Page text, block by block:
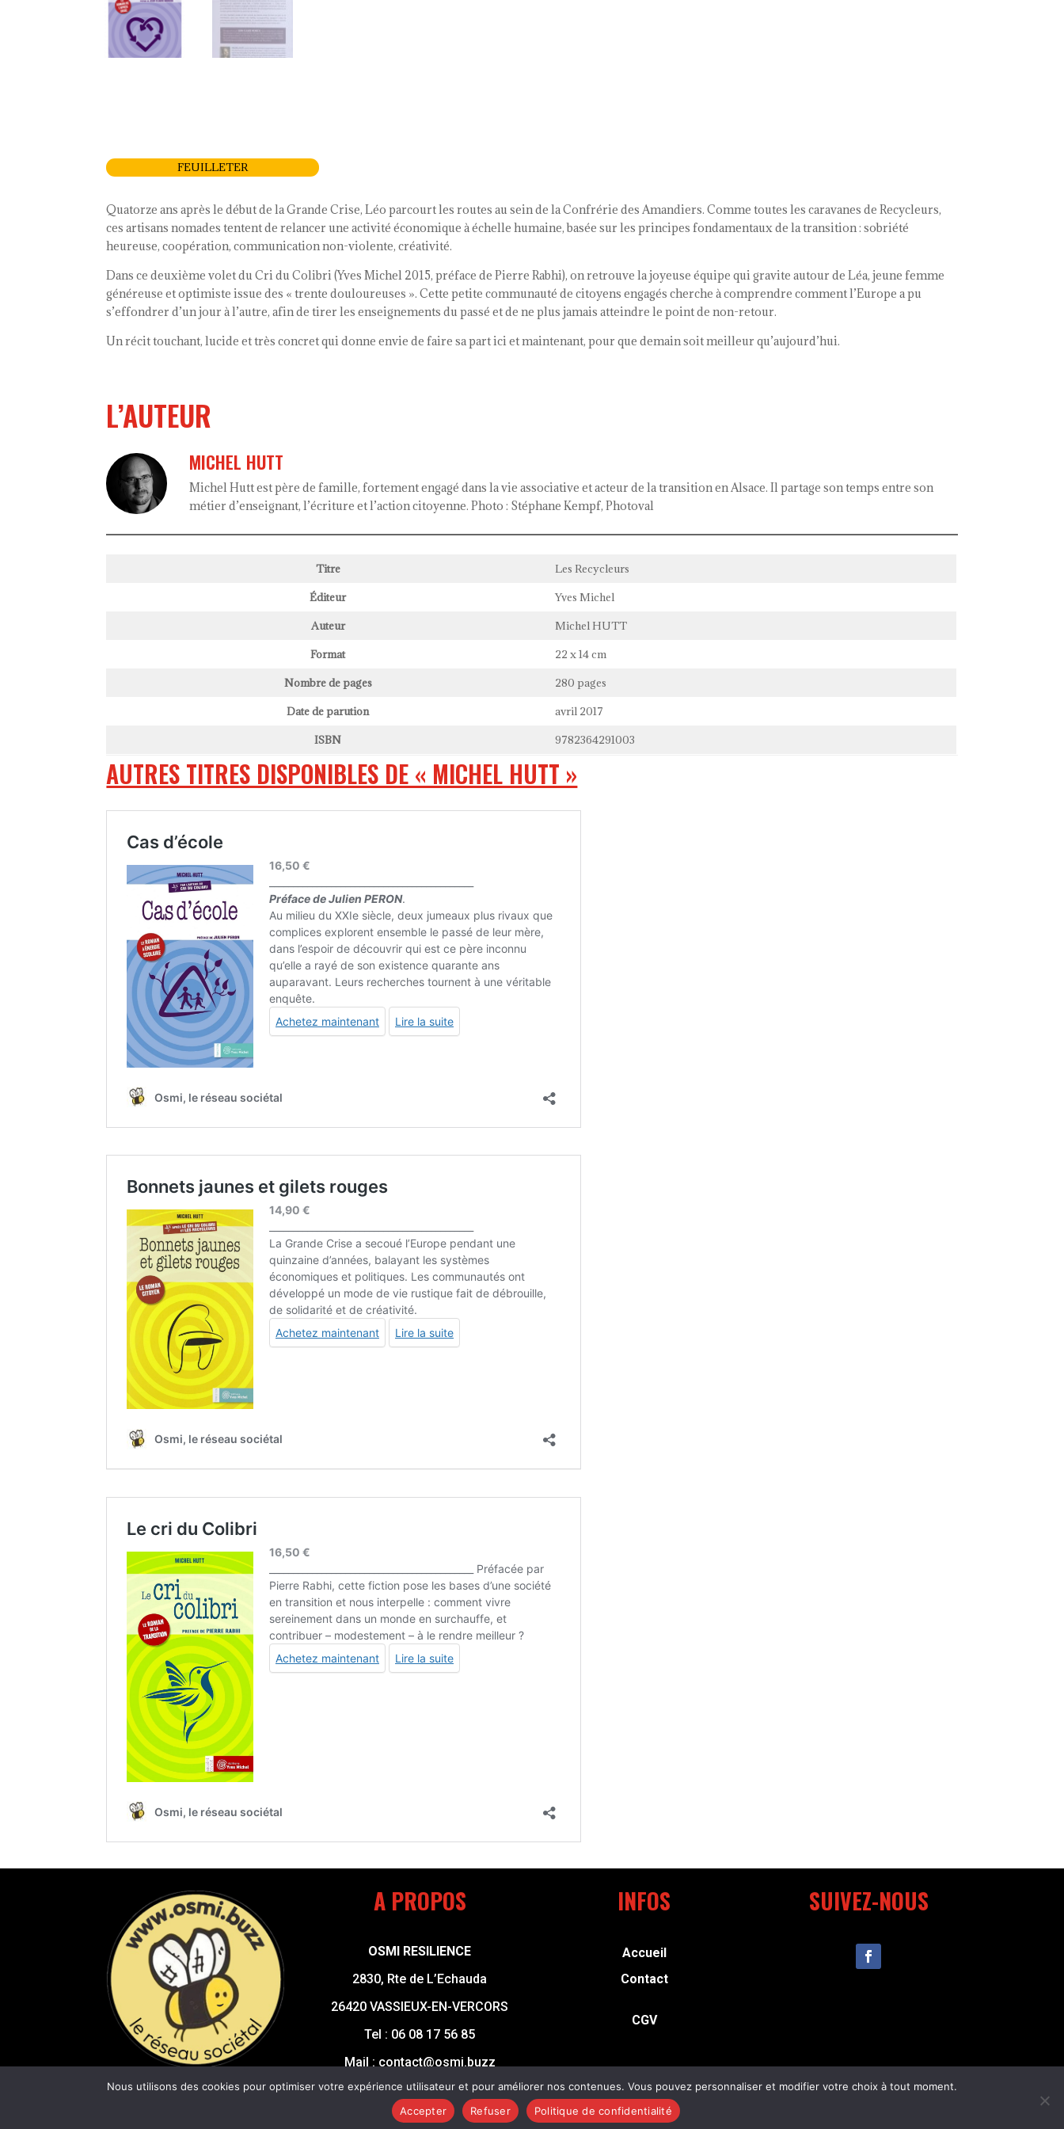
FEUILLETER
Quatorze ans après le début de la Grande Crise, Léo parcourt les routes au sein de la Confrérie des Amandiers. Comme toutes les caravanes de Recycleurs,
ces artisans nomades tentent de relancer une activité économique à échelle humaine, basée sur les principes fondamentaux de la transition : sobriété
heureuse, coopération, communication non-violente, créativité.
Dans ce deuxième volet du Cri du Colibri (Yves Michel 2015, préface de Pierre Rabhi), on retrouve la joyeuse équipe qui gravite autour de Léa, jeune femme
généreuse et optimiste issue des « trente douloureuses ». Cette petite communauté de citoyens engagés cherche à comprendre comment l’Europe a pu
s’effondrer d’un jour à l’autre, afin de tirer les enseignements du passé et de ne plus jamais atteindre le point de non-retour.
Un récit touchant, lucide et très concret qui donne envie de faire sa part ici et maintenant, pour que demain soit meilleur qu’aujourd’hui.
L’AUTEUR
MICHEL HUTT
Michel Hutt est père de famille, fortement engagé dans la vie associative et acteur de la transition en Alsace. Il partage son temps entre son
métier d’enseignant, l’écriture et l’action citoyenne. Photo : Stéphane Kempf, Photoval
Titre
Les Recycleurs
Éditeur
Yves Michel
Auteur
Michel HUTT
Format
22 x 14 cm
Nombre de pages
280 pages
Date de parution
avril 2017
ISBN
9782364291003
AUTRES TITRES DISPONIBLES DE « MICHEL HUTT »
A PROPOS
OSMI RESILIENCE
2830, Rte de L’Echauda
26420 VASSIEUX-EN-VERCORS
Tel : 06 08 17 56 85
Mail : contact@osmi.buzz
INFOS
Accueil
Contact
CGV
SUIVEZ-NOUS
Copyright © 2024 – Osmi Resilience – Tous droits réservés –Mentions légales
Site créé par Paulin Girard
Nous utilisons des cookies pour optimiser votre expérience utilisateur et pour améliorer nos contenues. Vous pouvez personnaliser et modifier votre choix à tout moment.
Accepter
Refuser Politique de confidentialité